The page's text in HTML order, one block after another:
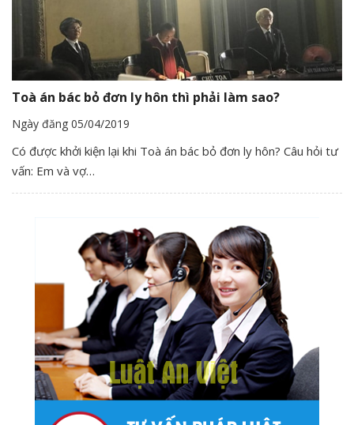
Toà án bác bỏ đơn ly hôn thì phải làm sao?
Ngày đăng 05/04/2019
Có được khởi kiện lại khi Toà án bác bỏ đơn ly hôn? Câu hỏi tư
vấn: Em và vợ…